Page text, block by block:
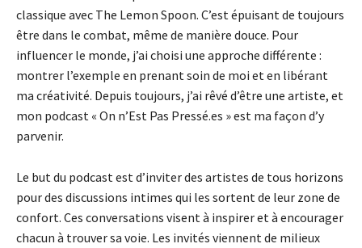
classique avec The Lemon Spoon. C’est épuisant de toujours
être dans le combat, même de manière douce. Pour
influencer le monde, j’ai choisi une approche différente :
montrer l’exemple en prenant soin de moi et en libérant
ma créativité. Depuis toujours, j’ai rêvé d’être une artiste, et
mon podcast « On n’Est Pas Pressé.es » est ma façon d’y
parvenir.
Le but du podcast est d’inviter des artistes de tous horizons
pour des discussions intimes qui les sortent de leur zone de
confort. Ces conversations visent à inspirer et à encourager
chacun à trouver sa voie. Les invités viennent de milieux